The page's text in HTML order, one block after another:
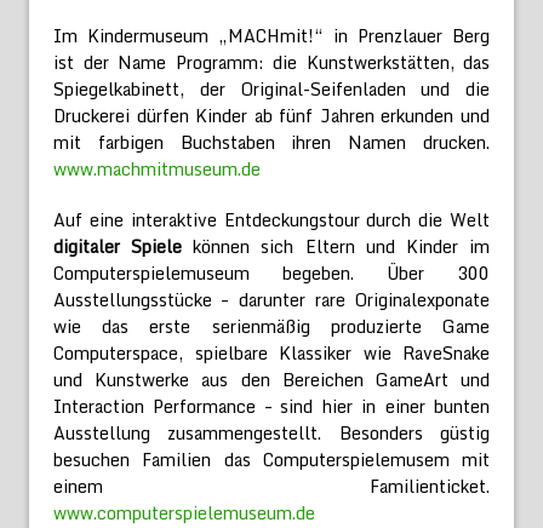
Im Kindermuseum „MACHmit!“ in Prenzlauer Berg
ist der Name Programm: die Kunstwerkstätten, das
Spiegelkabinett, der Original-Seifenladen und die
Druckerei dürfen Kinder ab fünf Jahren erkunden und
mit farbigen Buchstaben ihren Namen drucken.
www.machmitmuseum.de
Auf eine interaktive Entdeckungstour durch die Welt
digitaler Spiele können sich Eltern und Kinder im
Computerspielemuseum begeben. Über 300
Ausstellungsstücke – darunter rare Originalexponate
wie das erste serienmäßig produzierte Game
Computerspace, spielbare Klassiker wie RaveSnake
und Kunstwerke aus den Bereichen GameArt und
Interaction Performance – sind hier in einer bunten
Ausstellung zusammengestellt. Besonders güstig
besuchen Familien das Computerspielemusem mit
einem Familienticket.
www.computerspielemuseum.de